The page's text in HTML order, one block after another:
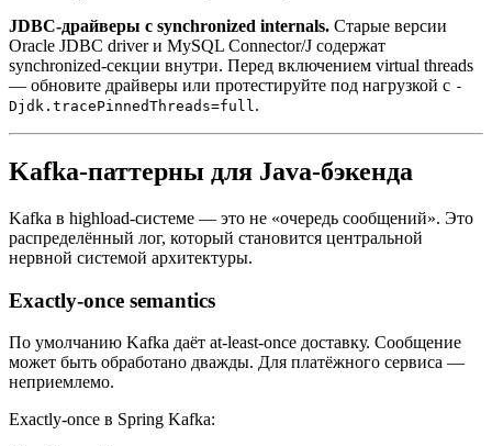
JDBC-драйверы с synchronized internals. Старые версии
Oracle JDBC driver и MySQL Connector/J содержат
synchronized-секции внутри. Перед включением virtual threads
— обновите драйверы или протестируйте под нагрузкой с -
Djdk.tracePinnedThreads=full.
Kafka-паттерны для Java-бэкенда
Kafka в highload-системе — это не «очередь сообщений». Это
распределённый лог, который становится центральной
нервной системой архитектуры.
Exactly-once semantics
По умолчанию Kafka даёт at-least-once доставку. Сообщение
может быть обработано дважды. Для платёжного сервиса —
неприемлемо.
Exactly-once в Spring Kafka: